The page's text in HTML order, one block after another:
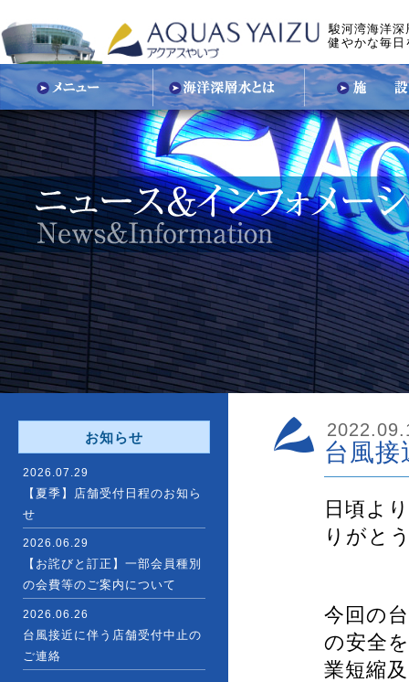
駿河湾海洋
健やかな毎日
台風
日頃よ
りがと
今回の
の安全
業短縮
お知らせ
2026.07.29
【夏季】店舗受付日程のお知ら
せ
2026.06.29
【お詫びと訂正】一部会員種別
の会費等のご案内について
2026.06.26
台風接近に伴う店舗受付中止の
ご連絡